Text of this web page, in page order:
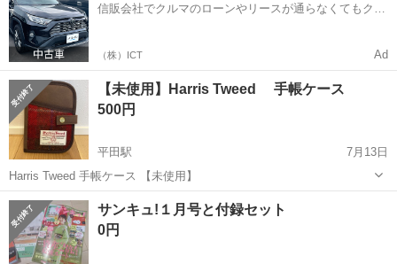
人気の工場のお仕事 ◇結晶...信販会社でクルマのローンやリースが通らなくてもクル
（株）ICT Ad
【未使用】Harris Tweed 手帳ケース
500円
平田駅
7月13日
Harris Tweed 手帳ケース 【未使用】
長野 松本市 平田駅 手帳 母子手帳
サンキュ!１月号と付録セット
0円